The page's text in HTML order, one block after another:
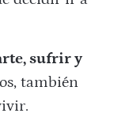
sufrir y
también